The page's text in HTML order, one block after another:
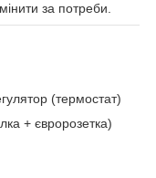
за потреби.
(термостат)
+ євророзетка)